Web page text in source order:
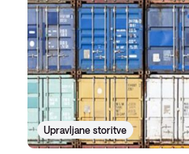
Upravljane storitve